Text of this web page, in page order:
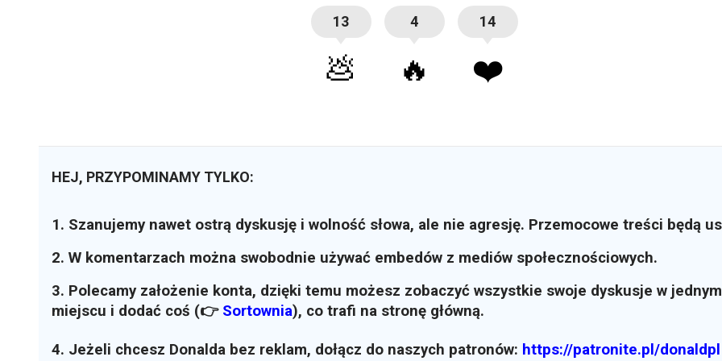
13
💩
4
🔥
14
❤️
HEJ, PRZYPOMINAMY TYLKO:
1. Szanujemy nawet ostrą dyskusję i wolność słowa, ale nie agresję. Przemocowe treści będą
2. W komentarzach można swobodnie używać embedów z mediów społecznościowych.
3. Polecamy założenie konta, dzięki temu możesz zobaczyć wszystkie swoje dyskusje w jednym
miejscu i dodać coś (👉 Sortownia), co trafi na stronę główną.
4. Jeżeli chcesz Donalda bez reklam, dołącz do naszych patronów: https://patronite.pl/donaldpl